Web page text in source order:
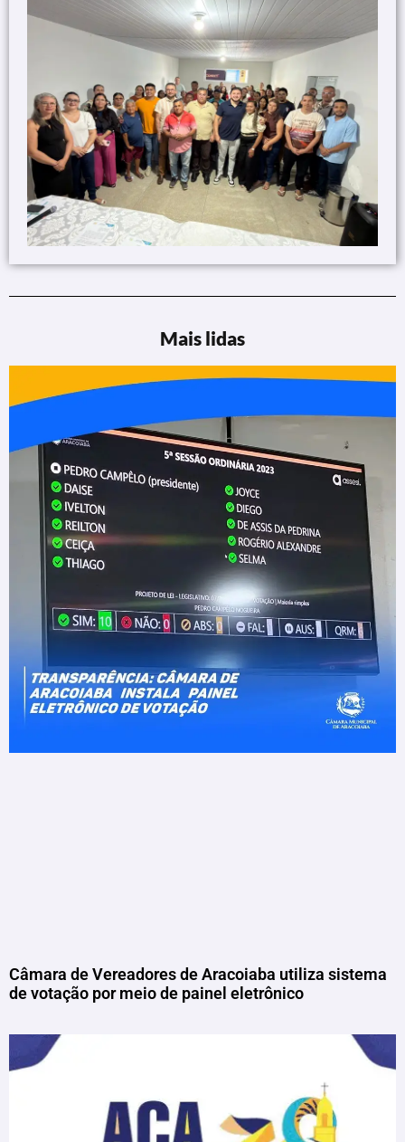
Mais lidas
Câmara de Vereadores de Aracoiaba utiliza sistema
de votação por meio de painel eletrônico